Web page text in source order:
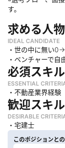
す。
求める人
IDEAL CANDIDATE
・世の中に無い
・ベンチャーで自
必須スキル
ESSENTIAL
・不動産業界経
歓迎スキル
DESIRABLE
・宅建士
このポジションと